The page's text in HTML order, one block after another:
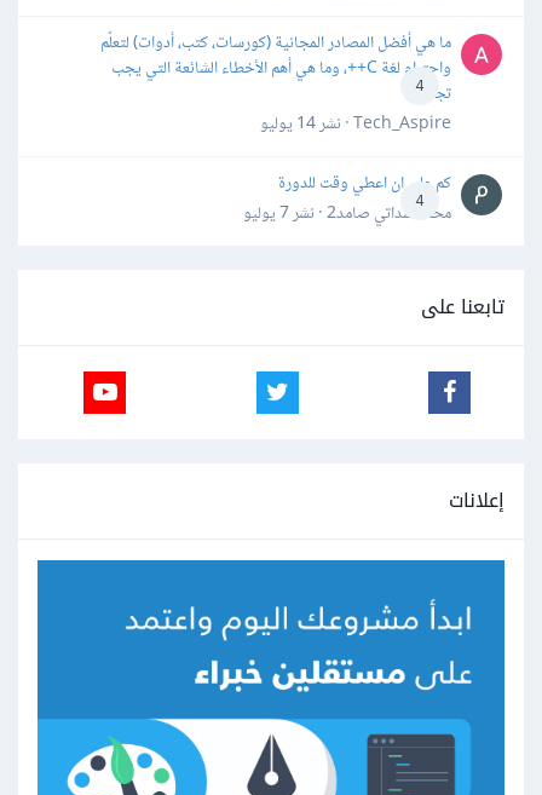
4
ما هي أفضل المصادر المجانية (كورسات، كتب، أدوات) لتعلّم
واحترام لغة C++، وما هي أهم الأخطاء الشائعة التي يجب
تجنبها؟
Tech_Aspire · نشر
14 يوليو
4
كم علي ان اعطي وقت للدورة
محمد سداتي صامد2 · نشر
7 يوليو
تابعنا على
إعلانات